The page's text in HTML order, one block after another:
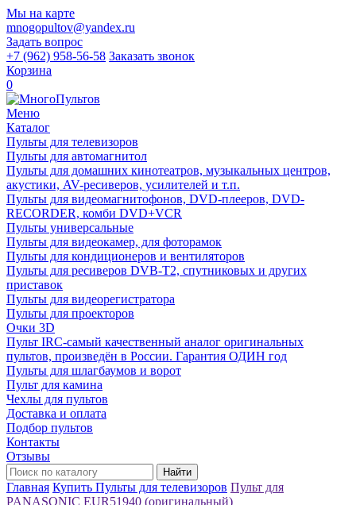
Мы на карте
mnogopultov@yandex.ru
Задать вопрос
+7 (962) 958-56-58 Заказать звонок
Корзина
0
Меню
Каталог
Пульты для телевизоров
Пульты для автомагнитол
Пульты для домашних кинотеатров, музыкальных центров,
акустики, AV-ресиверов, усилителей и т.п.
Пульты для видеомагнитофонов, DVD-плееров, DVD-
RECORDER, комби DVD+VCR
Пульты универсальные
Пульты для видеокамер, для фоторамок
Пульты для кондиционеров и вентиляторов
Пульты для ресиверов DVB-T2, спутниковых и других
приставок
Пульты для видеорегистратора
Пульты для проекторов
Очки 3D
Пульт IRC-самый качественный аналог оригинальных
пультов, произведён в России. Гарантия ОДИН год
Пульты для шлагбаумов и ворот
Пульт для камина
Чехлы для пультов
Доставка и оплата
Подбор пультов
Контакты
Отзывы
Найти
Главная Купить Пульты для телевизоров Пульт для
PANASONIC EUR51940 (оригинальный)